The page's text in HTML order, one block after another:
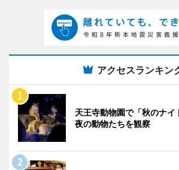
アクセスランキン
天王寺動物園で「秋のナ
夜の動物たちを観察